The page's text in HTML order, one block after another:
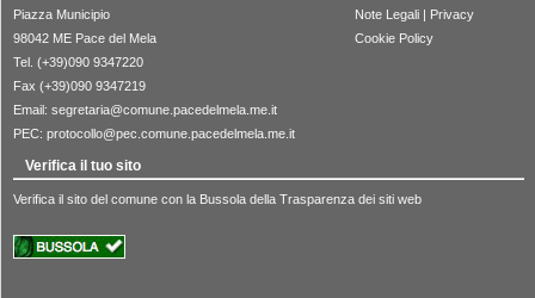
Piazza Municipio
98042 ME Pace del Mela
Tel. (+39)090 9347220
Fax (+39)090 9347219
Email: segretaria@comune.pacedelmela.me.it
PEC: protocollo@pec.comune.pacedelmela.me.it
Note Legali | Privacy
Cookie Policy
Verifica il tuo sito
Verifica il sito del comune con la Bussola della Trasparenza dei siti web